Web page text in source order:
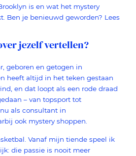
is en wat het mystery
Ben je benieuwd geworden? Lees
jezelf vertellen?
geboren en getogen in
heeft altijd in het teken gestaan
en dat loopt als een rode draad
– van topsport tot
als consultant in
ook mystery shoppen.
Vanaf mijn tiende speel ik
die passie is nooit meer